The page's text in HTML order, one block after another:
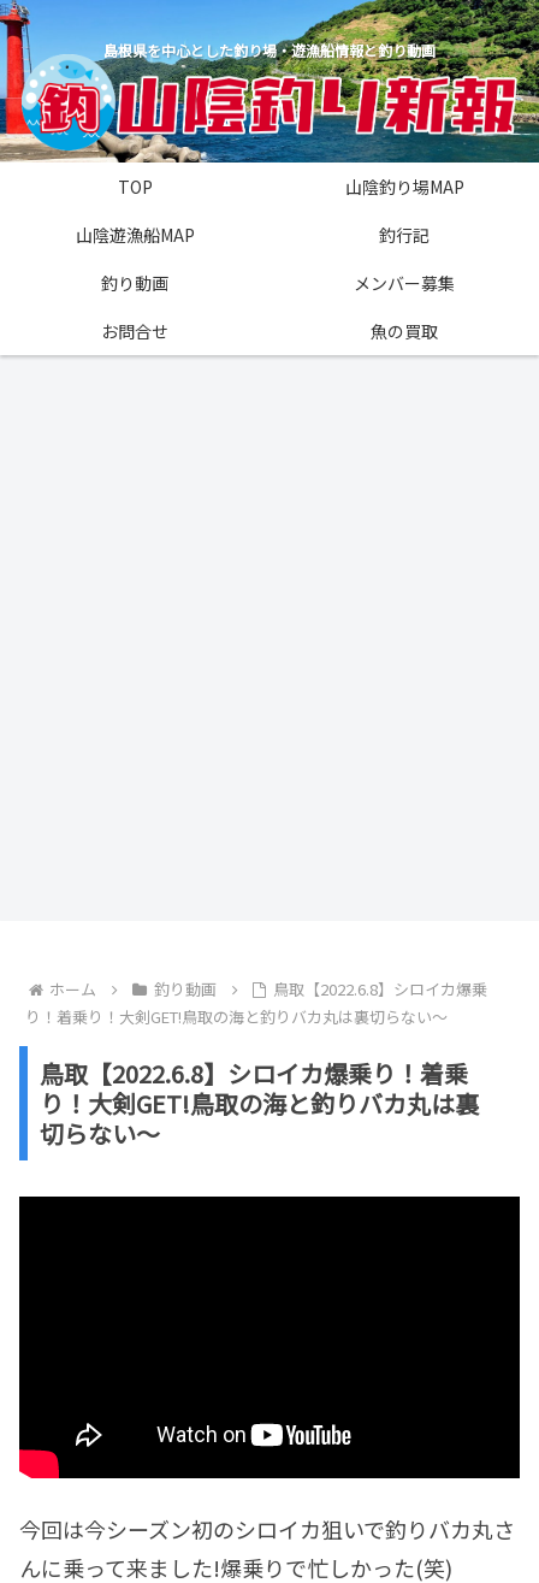
島根県を中心とした釣り場・遊漁船情報と釣り動画
TOP
山陰釣り場MAP
山陰遊漁船MAP
釣行記
釣り動画
メンバー募集
お問合せ
魚の買取
ホーム 釣り動画
鳥取【2022.6.8】シロイカ爆乗
り！着乗り！大剣GET!鳥取の海と釣りバカ丸は裏切らない〜
鳥取【2022.6.8】シロイカ爆乗り！着乗
り！大剣GET!鳥取の海と釣りバカ丸は裏
切らない〜
今回は今シーズン初のシロイカ狙いで釣りバカ丸さ
んに乗って来ました!爆乗りで忙しかった(笑)